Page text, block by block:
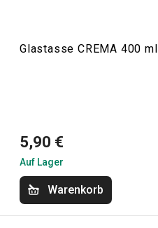
Glastasse CREMA 400 ml
5,90 €
Auf Lager
Warenkorb